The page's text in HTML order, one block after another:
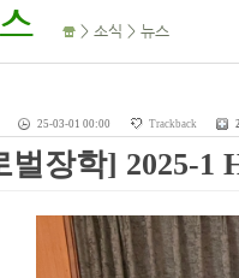
> 소식 > 뉴스
25-03-01 00:00 Trackback
벌장학] 2025-1